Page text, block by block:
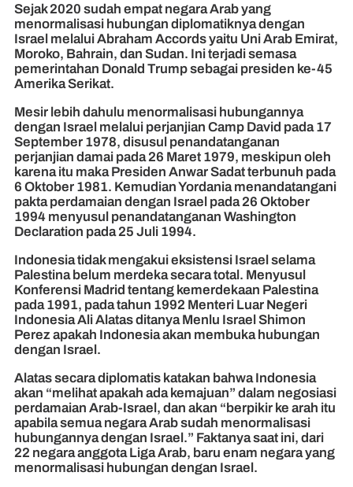
Sejak 2020 sudah empat negara Arab yang
menormalisasi hubungan diplomatiknya dengan
Israel melalui Abraham Accords yaitu Uni Arab Emirat,
Moroko, Bahrain, dan Sudan. Ini terjadi semasa
pemerintahan Donald Trump sebagai presiden ke-45
Amerika Serikat.
Mesir lebih dahulu menormalisasi hubungannya
dengan Israel melalui perjanjian Camp David pada 17
September 1978, disusul penandatanganan
perjanjian damai pada 26 Maret 1979, meskipun oleh
karena itu maka Presiden Anwar Sadat terbunuh pada
6 Oktober 1981. Kemudian Yordania menandatangani
pakta perdamaian dengan Israel pada 26 Oktober
1994 menyusul penandatanganan Washington
Declaration pada 25 Juli 1994.
Indonesia tidak mengakui eksistensi Israel selama
Palestina belum merdeka secara total. Menyusul
Konferensi Madrid tentang kemerdekaan Palestina
pada 1991, pada tahun 1992 Menteri Luar Negeri
Indonesia Ali Alatas ditanya Menlu Israel Shimon
Perez apakah Indonesia akan membuka hubungan
dengan Israel.
Alatas secara diplomatis katakan bahwa Indonesia
akan “melihat apakah ada kemajuan” dalam negosiasi
perdamaian Arab-Israel, dan akan “berpikir ke arah itu
apabila semua negara Arab sudah menormalisasi
hubungannya dengan Israel.” Faktanya saat ini, dari
22 negara anggota Liga Arab, baru enam negara yang
menormalisasi hubungan dengan Israel.